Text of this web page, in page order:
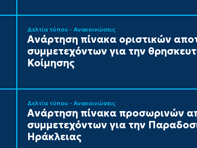
Δελτία τύπου - Ανακοινώσεις
Ανάρτηση πίνακα οριστικών
συμμετεχόντων για την
Κοίμησης
Δελτία τύπου - Ανακοινώσεις
Ανάρτηση πίνακα προσωρινών
συμμετεχόντων για την
Ηράκλειας